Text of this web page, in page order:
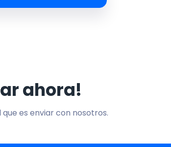
ahora!
es enviar con nosotros.